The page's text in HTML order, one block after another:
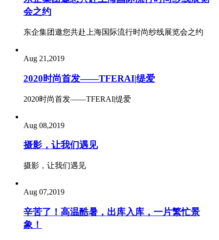
会之约
东企集团邀您共赴上海国际流行时尚纱线展览会之约
Aug 21,2019
2020时尚首发——TFERAI|缇爱
2020时尚首发——TFERAI|缇爱
Aug 08,2019
摄影，让我们遇见
摄影，让我们遇见
Aug 07,2019
辛苦了！高温酷暑，出库入库，一片繁忙景
象！